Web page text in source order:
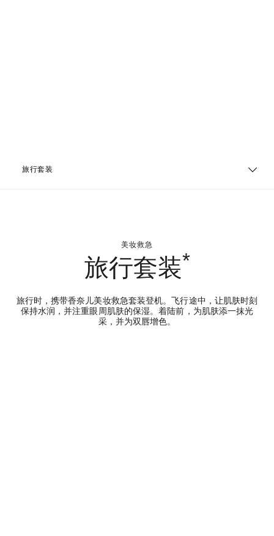
旅行套装
美妆救急
旅行套装*
旅行时，携带香奈儿美妆救急套装登机。飞行途中，让肌肤时刻
保持水润，并注重眼周肌肤的保湿。着陆前，为肌肤添一抹光
采，并为双唇增色。